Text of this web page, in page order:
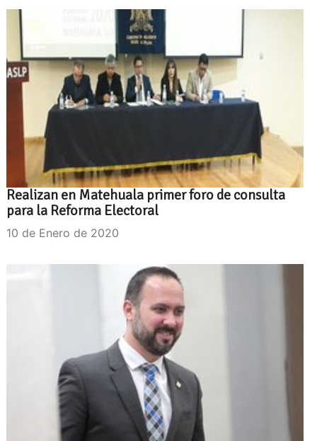
Realizan en Matehuala primer foro de consulta
para la Reforma Electoral
10 de Enero de 2020